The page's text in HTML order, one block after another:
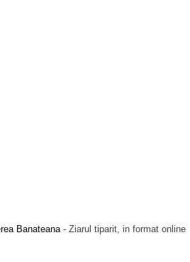
Banateana- Ziarul tiparit, in format online